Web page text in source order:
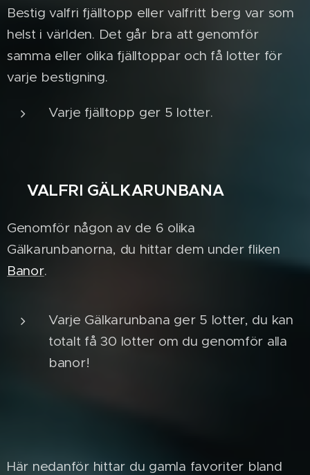
Bestig valfri fjälltopp eller valfritt berg var som
helst i världen. Det går bra att genomför
samma eller olika fjälltoppar och få lotter för
varje bestigning.
Varje fjälltopp ger 5 lotter.
VALFRI GÄLKARUNBANA
Genomför någon av de 6 olika
Gälkarunbanorna, du hittar dem under fliken
Banor.
Varje Gälkarunbana ger 5 lotter, du kan
totalt få 30 lotter om du genomför alla
banor!
Här nedanför hittar du gamla favoriter bland